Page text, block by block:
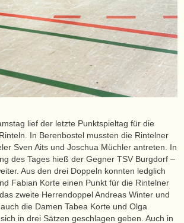
lief der letzte Punktspieltag für die
In Berenbostel mussten die Rintelner
Sven Aits und Joschua Müchler antreten. In
des Tages hieß der Gegner TSV Burgdorf –
Aus den drei Doppeln konnten ledglich
Fabian Korte einen Punkt für die Rintelner
zweite Herrendoppel Andreas Winter und
die Damen Tabea Korte und Olga
in drei Sätzen geschlagen geben. Auch in